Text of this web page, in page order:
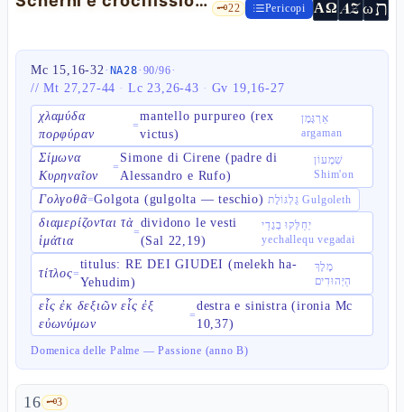
🗝️22 Pericopi ΑΩ AZωת
Mc 15,16-32· NA28· 90/96·
//Mt 27,27-44 · Lc 23,26-43 · Gv 19,16-27
χλαμύδα
πορφύραν
=
mantello purpureo (rex
victus)
אַרְגָּמָן
argaman
Σίμωνα
Κυρηναῖον
=
Simone di Cirene (padre di
Alessandro e Rufo)
שִׁמְעוֹן
Shim'on
Γολγοθᾶ=Golgota (gulgolta — teschio) גֻּלְגּוֹלֶת Gulgoleth
διαμερίζονται τὰ
ἱμάτια
=
dividono le vesti
(Sal 22,19)
יְחַלְּקוּ בְגָדַי
yechallequ vegadai
τίτλος=
titulus: RE DEI GIUDEI (melekh ha-
Yehudim)
מֶלֶךְ
הַיְּהוּדִים
εἷς ἐκ δεξιῶν εἷς ἐξ
εὐωνύμων
=
destra e sinistra (ironia Mc
10,37)
Domenica delle Palme — Passione (anno B)
16 🗝️3